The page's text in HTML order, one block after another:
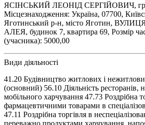
ЯСІНСЬКИЙ ЛЕОНІД СЕРГІЙОВИЧ,
Місцезнаходження: Україна, 07700,
Яготинський р-н, місто Яготин,
АЛЕЯ, будинок 7, квартира 69, Розмір
(учасника): 5000,00
Види діяльності
41.20 Будівництво житлових і
(основний) 56.10 Діяльність ресторанів,
мобільного харчування 47.73 Роздрібна
фармацевтичними товарами в
47.11 Роздрібна торгівля в
переважно продуктами харчування,